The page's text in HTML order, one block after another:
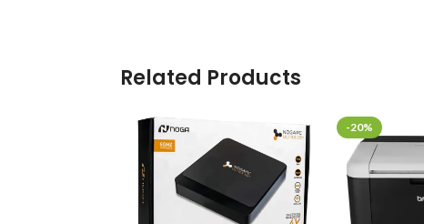
Related Products
-20%